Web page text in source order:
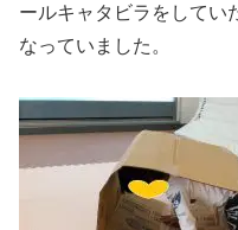
ールキャタビラをしてい
なっていました。